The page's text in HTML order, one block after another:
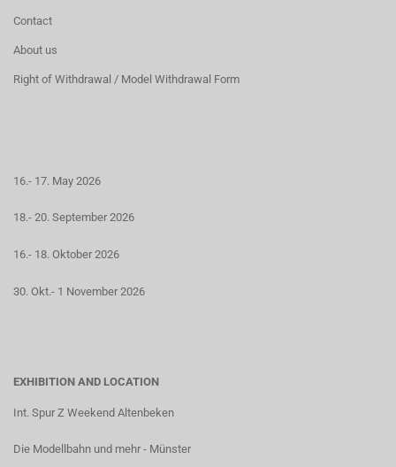
Contact
About us
Right of Withdrawal / Model Withdrawal Form
16.- 17. May 2026
18.- 20. September 2026
16.- 18. Oktober 2026
30. Okt.- 1 November 2026
EXHIBITION AND LOCATION
Int. Spur Z Weekend Altenbeken
Die Modellbahn und mehr - Münster